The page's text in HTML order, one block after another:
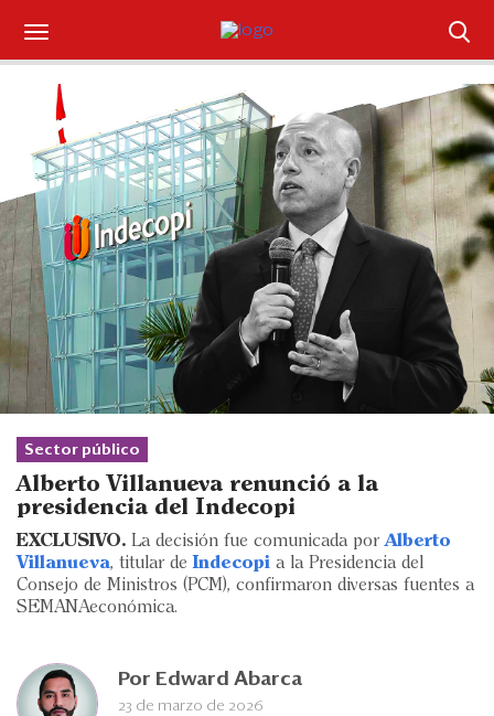
Suscríbase
Iniciar sesión
Portada
¿Qué está pasando?
Sectores y Empresas
Management
Economía y Finanzas
Legal y Política
Eventos
Blogs
Ranking CEO
Sector público
Alberto Villanueva renunció a la
presidencia del Indecopi
EXCLUSIVO. La decisión fue comunicada por Alberto
Villanueva, titular de Indecopi a la Presidencia del
Consejo de Ministros (PCM), confirmaron diversas fuentes a
SEMANAeconómica.
Por Edward Abarca
23 de marzo de 2026